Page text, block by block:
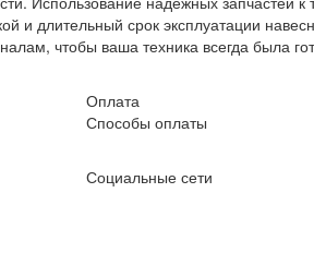
и длительный срок эксплуатации
чтобы ваша техника всегда была
Оплата
Способы оплаты
Социальные сети